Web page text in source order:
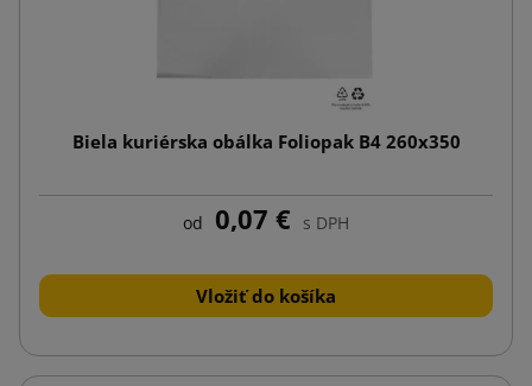
Biela kuriérska obálka Foliopak B4 260x350
od 0,07 € s DPH
Vložiť do košíka